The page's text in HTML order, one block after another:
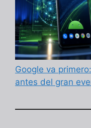
Google va
antes del gran